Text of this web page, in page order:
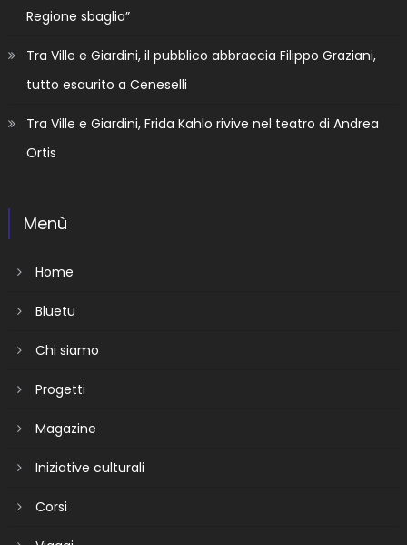
Regione sbaglia”
Tra Ville e Giardini, il pubblico abbraccia Filippo Graziani,
tutto esaurito a Ceneselli
Tra Ville e Giardini, Frida Kahlo rivive nel teatro di Andrea
Ortis
Menù
Home
Bluetu
Chi siamo
Progetti
Magazine
Iniziative culturali
Corsi